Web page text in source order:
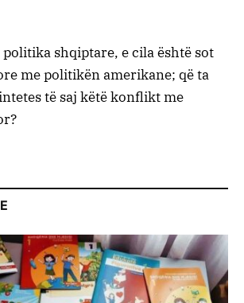
politika shqiptare, e cila është sot
me politikën amerikane; që ta
të saj këtë konflikt me